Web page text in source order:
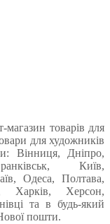
товарів для
для художників
Вінниця, Дніпро,
Київ,
Одеса, Полтава,
Харків, Херсон,
та в будь-який
пошти.